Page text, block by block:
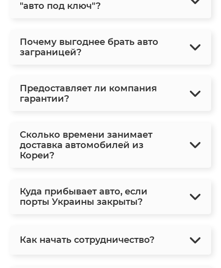
"авто под ключ"?
Почему выгоднее брать авто
заграницей?
Предоставляет ли компания
гарантии?
Сколько времени занимает
доставка автомобилей из
Кореи?
Куда прибывает авто, если
порты Украины закрыты?
Как начать сотрудничество?